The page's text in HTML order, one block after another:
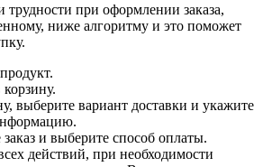
трудности при оформлении заказа,
ниже алгоритму и это поможет
выберите вариант доставки и укажите
и выберите способ оплаты.
действий, при необходимости